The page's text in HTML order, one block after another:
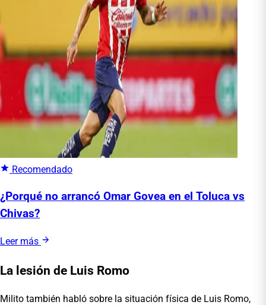
Recomendado
¿Porqué no arrancó Omar Govea en el Toluca vs
Chivas?
Leer más
La lesión de Luis Romo
Milito también habló sobre la situación física de Luis Romo,